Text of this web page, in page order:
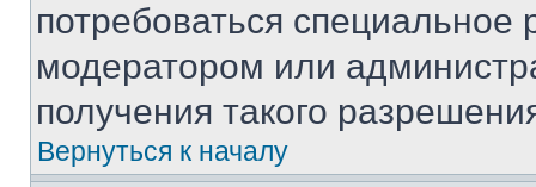
потребоваться
модератором или
получения такого
Вернуться к началу